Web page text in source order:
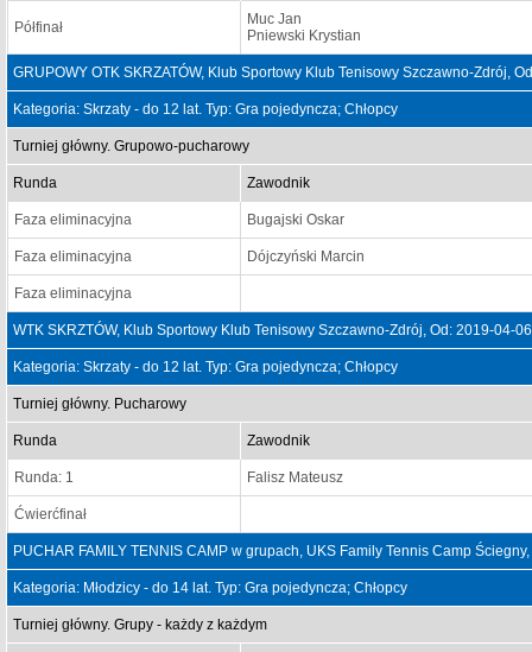
Półfinał
Muc Jan
Pniewski Krystian
GRUPOWY OTK SKRZATÓW, Klub Sportowy Klub Tenisowy Szczawno-Zdrój,
Kategoria: Skrzaty - do 12 lat. Typ: Gra pojedyncza; Chłopcy
Turniej główny. Grupowo-pucharowy
Runda Zawodnik
Faza eliminacyjna Bugajski Oskar
Faza eliminacyjna Dójczyński Marcin
Faza eliminacyjna
WTK SKRZTÓW, Klub Sportowy Klub Tenisowy Szczawno-Zdrój, Od: 2019-04-
Kategoria: Skrzaty - do 12 lat. Typ: Gra pojedyncza; Chłopcy
Turniej główny. Pucharowy
Runda Zawodnik
Runda: 1 Falisz Mateusz
Ćwierćfinał
PUCHAR FAMILY TENNIS CAMP w grupach, UKS Family Tennis Camp
Kategoria: Młodzicy - do 14 lat. Typ: Gra pojedyncza; Chłopcy
Turniej główny. Grupy - każdy z każdym